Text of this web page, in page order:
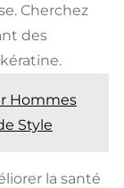
Cherchez
des
Hommes
Style
la santé